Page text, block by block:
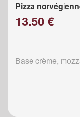
Pizza
13.50 €
Base crème,